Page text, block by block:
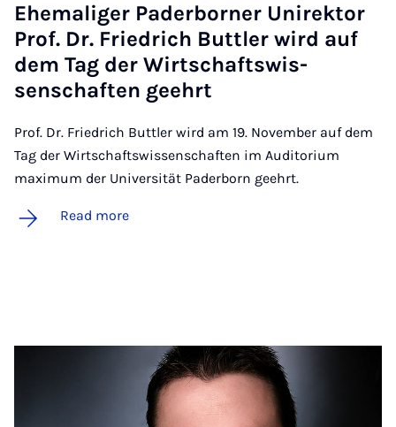
Ehem­a­li­ger Pader­borner Unirek­t­or
Prof. Dr. Friedrich But­tler wird auf
dem Tag der Wirtschaft­swis­
senschaften geehrt
Prof. Dr. Friedrich Buttler wird am 19. November auf dem
Tag der Wirtschaftswissenschaften im Auditorium
maximum der Universität Paderborn geehrt.
Read more